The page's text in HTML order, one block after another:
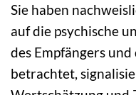
Sie haben
auf die psychische
des Empfängers und
betrachtet,